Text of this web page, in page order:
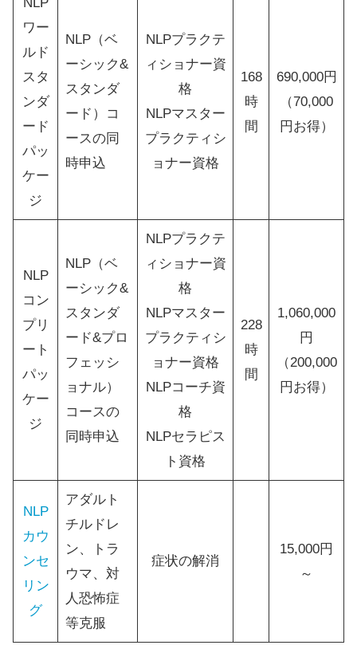
ワー
ルド
スタ
ンダ
ード
パッ
ケー
ジ
NLP（ベ
ーシック&
スタンダ
ード）コ
ースの同
時申込
NLPプラクテ
ィショナー資
格
NLPマスター
プラクティシ
ョナー資格
168
時
間
690,000円
（70,000
円お得）
NLP
コン
プリ
ート
パッ
ケー
ジ
NLP（ベ
ーシック&
スタンダ
ード&プロ
フェッシ
ョナル）
コースの
同時申込
NLPプラクテ
ィショナー資
格
NLPマスター
プラクティシ
ョナー資格
NLPコーチ資
格
NLPセラピス
ト資格
228
時
間
1,060,000
円
（200,000
円お得）
NLP
カウ
ンセ
リン
グ
アダルト
チルドレ
ン、トラ
ウマ、対
人恐怖症
等克服
症状の解消
15,000円
～